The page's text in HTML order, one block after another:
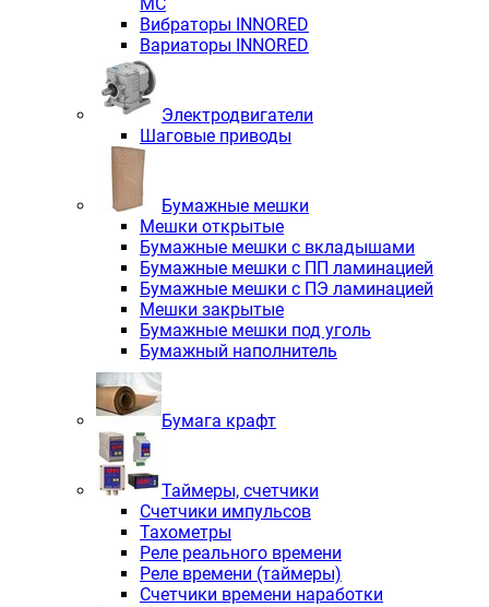
Вибраторы INNORED
Вариаторы INNORED
Электродвигатели
Шаговые приводы
Бумажные мешки
Мешки открытые
Бумажные мешки с вкладышами
Бумажные мешки с ПП ламинацией
Бумажные мешки с ПЭ ламинацией
Мешки закрытые
Бумажные мешки под уголь
Бумажный наполнитель
Бумага крафт
Таймеры, счетчики
Счетчики импульсов
Тахометры
Реле реального времени
Реле времени (таймеры)
Счетчики времени наработки